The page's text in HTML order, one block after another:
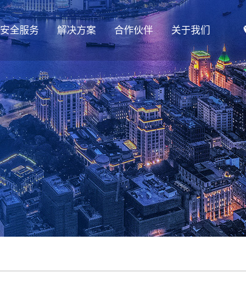
安全服务 解决方案 合作伙伴 关于我们